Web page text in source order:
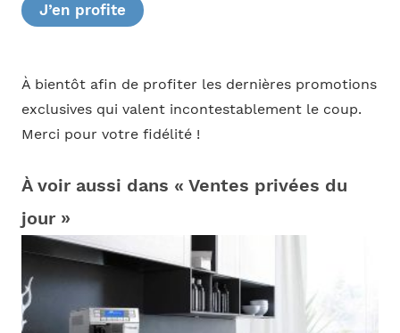
J’en profite
À bientôt afin de profiter les dernières promotions
exclusives qui valent incontestablement le coup.
Merci pour votre fidélité !
À voir aussi dans « Ventes privées du
jour »